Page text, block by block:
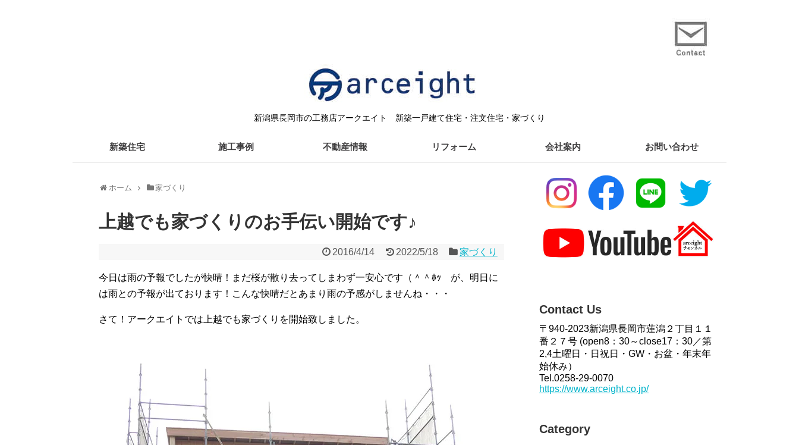
新潟県長岡市の工務店アークエイト 新築一戸建て住宅・注文住宅・家づくり
新築住宅 施工事例 不動産情報 リフォーム 会社案内 お問い合わせ
ホーム 家づくり
上越でも家づくりのお手伝い開始です♪
2016/4/14 2022/5/18 家づくり
今日は雨の予報でしたが快晴！まだ桜が散り去ってしまわず一安心です（＾＾ﾎｯ が、明日に
は雨との予報が出ております！こんな快晴だとあまり雨の予感がしませんね・・・
さて！アークエイトでは上越でも家づくりを開始致しました。
Contact Us
〒940-2023新潟県長岡市蓮潟２丁目１１
番２７号 (open8：30～close17：30／第
2,4土曜日・日祝日・GW・お盆・年末年
始休み）
Tel.0258-29-0070
https://www.arceight.co.jp/
Category